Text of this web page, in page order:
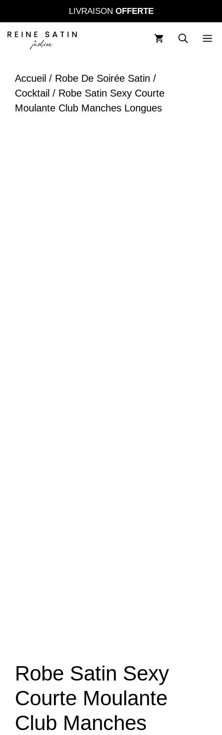
au
contenu
LIVRAISON OFFERTE
Accueil / Robe De Soirée Satin /
Cocktail / Robe Satin Sexy Courte
Moulante Club Manches Longues
Robe Satin Sexy
Courte Moulante
Club Manches